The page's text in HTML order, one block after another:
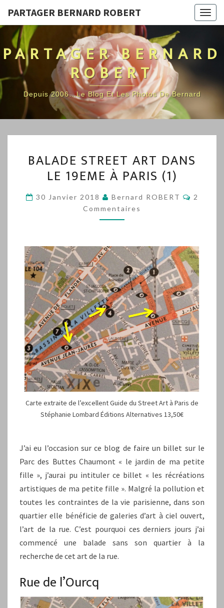
PARTAGER BERNARD ROBERT
PARTAGER BERNARD
ROBERT
Depuis 2006…Le Blog Et Les Photos De Bernard
STREET
ART
19EME
PARIS
(1)
BALADE STREET ART DANS
LE 19EME À PARIS (1)
30 Janvier 2018 Bernard ROBERT
2
Commentaires
Carte extraite de l’excellent Guide du Street Art à Paris de
Stéphanie Lombard Éditions Alternatives 13,50€
J’ai eu l’occasion sur ce blog de faire un billet sur le
Parc des Buttes Chaumont « le jardin de ma petite
fille », j’aurai pu intituler ce billet « les récréations
artistiques de ma petite fille ». Malgré la pollution et
toutes les contraintes de la vie parisienne, dans son
quartier elle bénéficie de galeries d’art à ciel ouvert,
l’art de la rue. C’est pourquoi ces derniers jours j’ai
commencé une balade sans son quartier à la
recherche de cet art de la rue.
Rue de l’Ourcq